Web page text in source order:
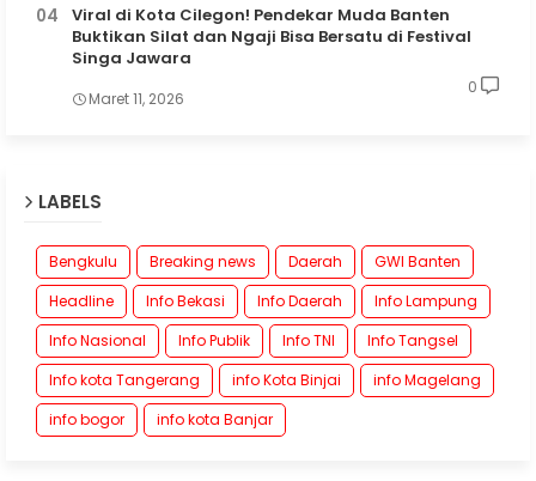
Viral di Kota Cilegon! Pendekar Muda Banten
Buktikan Silat dan Ngaji Bisa Bersatu di Festival
Singa Jawara
Maret 11, 2026
0
LABELS
Bengkulu Breaking news Daerah
GWI Banten
Headline
Info Bekasi Info Daerah
Info Lampung
Info Nasional
Info Publik Info TNI
Info Tangsel
Info kota Tangerang
info Kota Binjai
info Magelang
info bogor
info kota Banjar